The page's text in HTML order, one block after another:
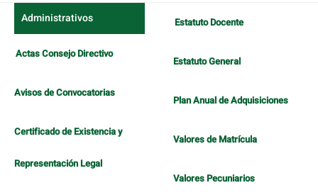
Administrativos
Actas Consejo Directivo
Avisos de Convocatorias
Certificado de Existencia y
Representación Legal
Estatuto Docente
Estatuto General
Plan Anual de Adquisiciones
Valores de Matrícula
Valores Pecuniarios